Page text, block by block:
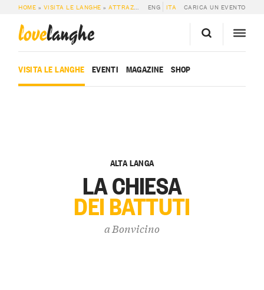
HOME » VISITA LE LANGHE »ATTRAZIONI »LA CHIESA DEI BATTUTI
ENG ITA CARICA UN EVENTO
lovelanghe
VISITA LE LANGHE EVENTI MAGAZINE SHOP
ALTA LANGA
LA CHIESA
DEI BATTUTI
aBonvicino